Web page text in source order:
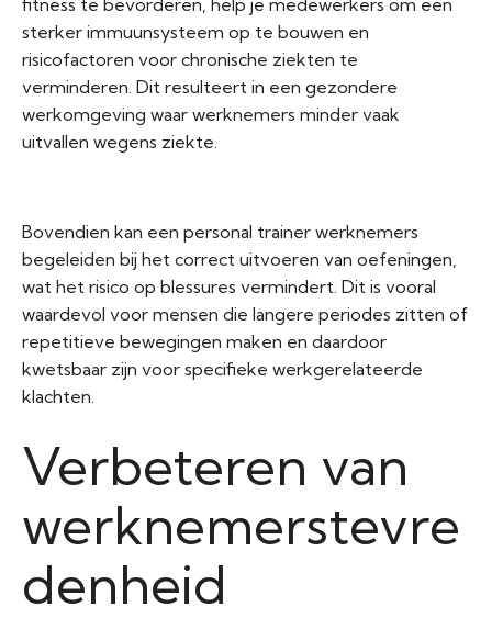
fitness te bevorderen, help je medewerkers om een
sterker immuunsysteem op te bouwen en
risicofactoren voor chronische ziekten te
verminderen. Dit resulteert in een gezondere
werkomgeving waar werknemers minder vaak
uitvallen wegens ziekte.
Bovendien kan een personal trainer werknemers
begeleiden bij het correct uitvoeren van oefeningen,
wat het risico op blessures vermindert. Dit is vooral
waardevol voor mensen die langere periodes zitten of
repetitieve bewegingen maken en daardoor
kwetsbaar zijn voor specifieke werkgerelateerde
klachten.
Verbeteren van
werknemerstevre
denheid